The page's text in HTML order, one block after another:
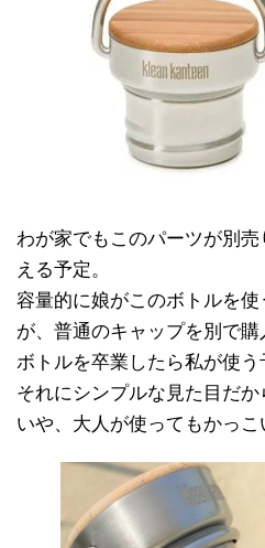
わが家でもこのパーツが別
える予定。
容量的に娘がこのボトルを使
が、普通のキャップを別で
ボトルを卒業したら私が使う
それにシンプルな見た目だか
いや、大人が使ってもかっこ